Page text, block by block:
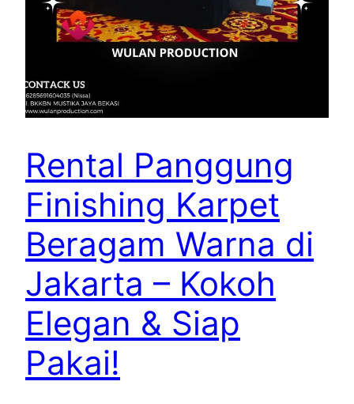
Rental Panggung
Finishing Karpet
Beragam Warna di
Jakarta – Kokoh
Elegan & Siap
Pakai!